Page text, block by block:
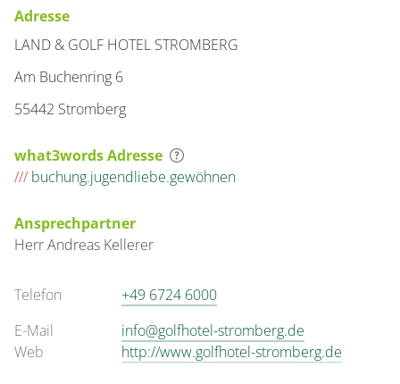
Adresse
LAND & GOLF HOTEL STROMBERG
Am Buchenring 6
55442 Stromberg
what3words Adresse
/// buchung.jugendliebe.gewöhnen
Ansprechpartner
HerrAndreas Kellerer
Telefon
+49 6724 6000
E-Mail
info@golfhotel-stromberg.de
Web
http://www.golfhotel-stromberg.de